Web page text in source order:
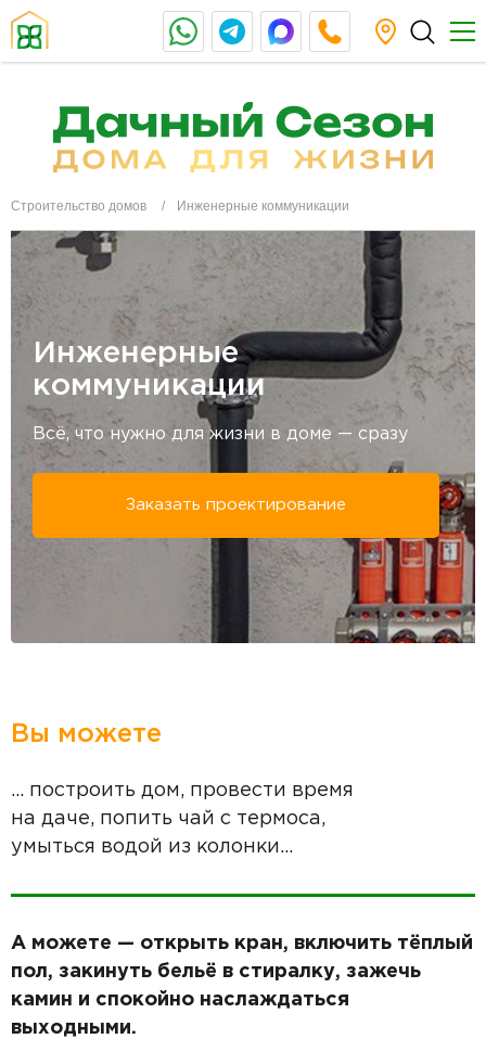
Строительство домов Инженерные коммуникации
Инженерные
коммуникации
Всё, что нужно для жизни в доме — сразу
Заказать проектирование
Вы можете
... построить дом, провести время
на даче, попить чай с термоса,
умыться водой из колонки...
А можете — открыть кран, включить тёплый
пол, закинуть бельё в стиралку, зажечь
камин и спокойно наслаждаться
выходными.